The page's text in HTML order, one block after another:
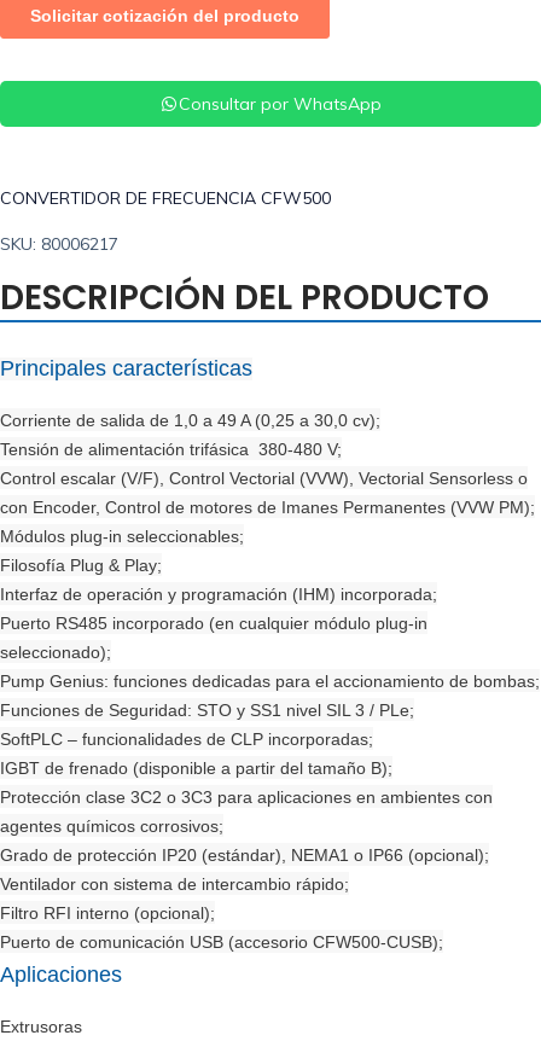
Consultar por WhatsApp
CONVERTIDOR DE FRECUENCIA CFW500
SKU: 80006217
DESCRIPCIÓN DEL PRODUCTO
Principales características
Corriente de salida de 1,0 a 49 A (0,25 a 30,0 cv);
Tensión de alimentación trifásica 380-480 V;
Control escalar (V/F), Control Vectorial (VVW), Vectorial Sensorless o
con Encoder, Control de motores de Imanes Permanentes (VVW PM);
Módulos plug-in seleccionables;
Filosofía Plug & Play;
Interfaz de operación y programación (IHM) incorporada;
Puerto RS485 incorporado (en cualquier módulo plug-in
seleccionado);
Pump Genius: funciones dedicadas para el accionamiento de bombas;
Funciones de Seguridad: STO y SS1 nivel SIL 3 / PLe;
SoftPLC – funcionalidades de CLP incorporadas;
IGBT de frenado (disponible a partir del tamaño B);
Protección clase 3C2 o 3C3 para aplicaciones en ambientes con
agentes químicos corrosivos;
Grado de protección IP20 (estándar), NEMA1 o IP66 (opcional);
Ventilador con sistema de intercambio rápido;
Filtro RFI interno (opcional);
Puerto de comunicación USB (accesorio CFW500-CUSB);
Aplicaciones
Extrusoras